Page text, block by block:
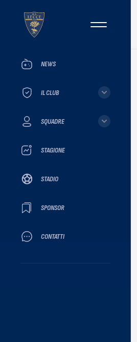
NEWS
IL CLUB
SQUADRE
STAGIONE
STADIO
SPONSOR
CONTATTI